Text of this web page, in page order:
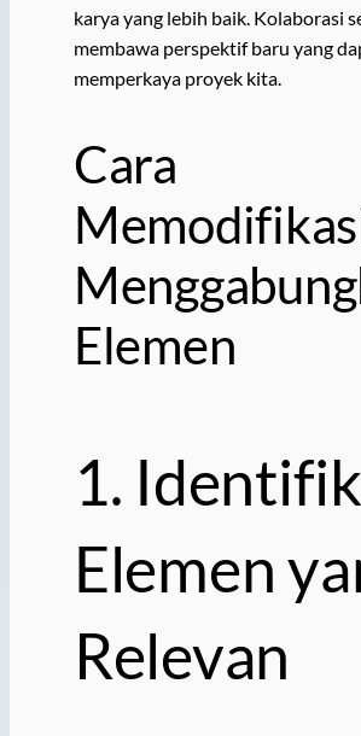
karya yang lebih baik. Kolaborasi
membawa perspektif baru yang
memperkaya proyek kita.
Cara
Elemen
1.
Elemen
Relevan